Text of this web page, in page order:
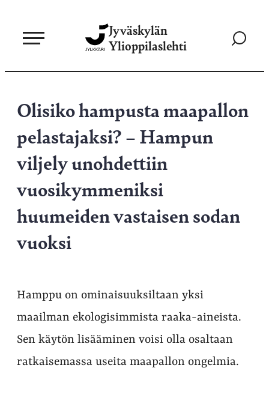
sisältöön
Jyväskylän
Ylioppilaslehti
Siirry
Olisiko hampusta maapallon
pelastajaksi? – Hampun
viljely unohdettiin
vuosikymmeniksi
huumeiden vastaisen sodan
vuoksi
Hamppu on ominaisuuksiltaan yksi
maailman ekologisimmista raaka-aineista.
Sen käytön lisääminen voisi olla osaltaan
ratkaisemassa useita maapallon ongelmia.